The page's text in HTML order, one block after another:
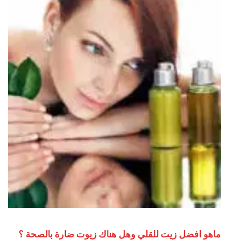
ماهو افضل زيت للقلي وهل هناك زيوت ضارة بالصحة ؟